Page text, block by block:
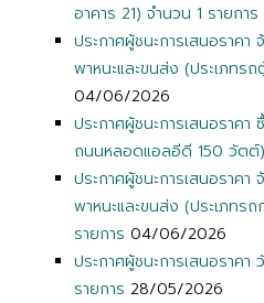
อาคาร 21) จำนวน 1 รายการ
ประกาศผู้ชนะการเสนอราค
พาหนะและขนส่ง (ประเภทร
04/06/2026
ประกาศผู้ชนะการเสนอราค
ถนนหลอดแอลอีดี 150 วัตต์
ประกาศผู้ชนะการเสนอราค
พาหนะและขนส่ง (ประเภทร
รายการ 04/06/2026
ประกาศผู้ชนะการเสนอราคา
รายการ 28/05/2026